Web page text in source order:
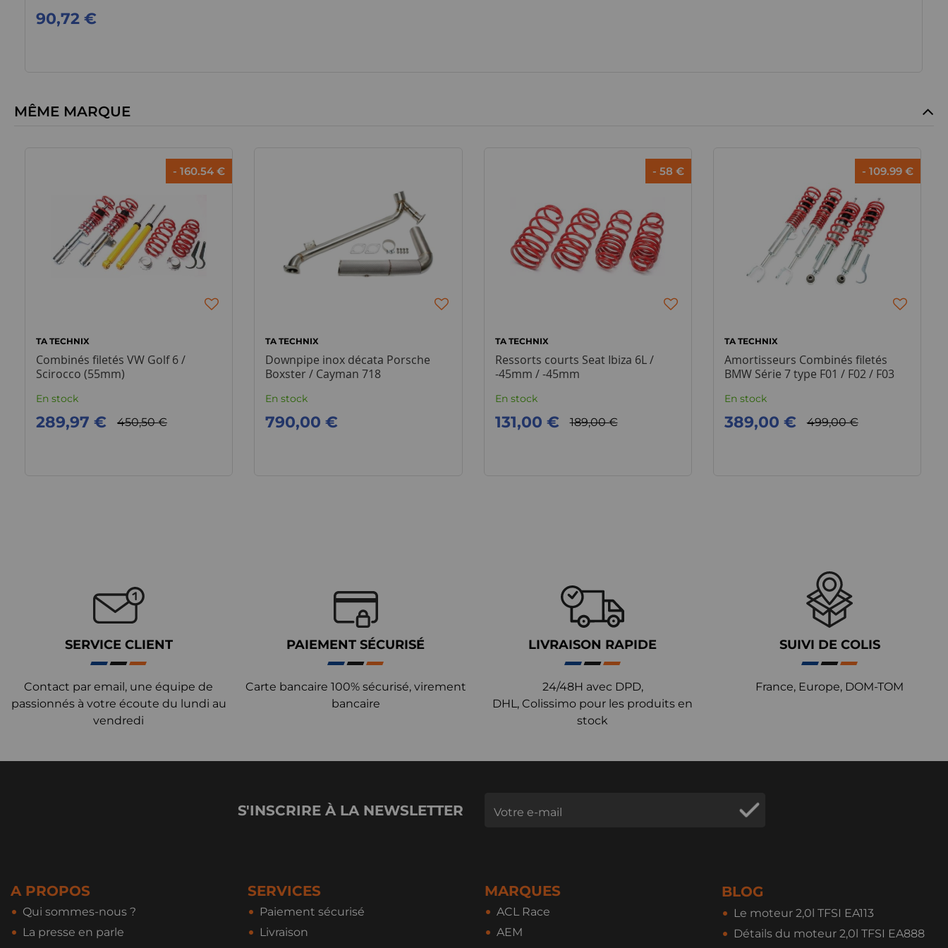
90,72 €
MÊME MARQUE
- 160.54 €
TA TECHNIX
Combinés filetés VW Golf 6 /
Scirocco (55mm)
En stock
450,50 €
289,97 €
TA TECHNIX
Downpipe inox décata Porsche
Boxster / Cayman 718
En stock
790,00 €
- 58 €
TA TECHNIX
Ressorts courts Seat Ibiza 6L /
-45mm / -45mm
En stock
189,00 €
131,00 €
- 109.99 €
TA TECHNIX
Amortisseurs Combinés filetés
BMW Série 7 type F01 / F02 / F03
En stock
499,00 €
389,00 €
SERVICE CLIENT
Contact par email, une équipe de
passionnés à votre écoute du lundi au
vendredi
PAIEMENT SÉCURISÉ
Carte bancaire 100% sécurisé, virement
bancaire
LIVRAISON RAPIDE
24/48H avec DPD,
DHL, Colissimo pour les produits en
stock
SUIVI DE COLIS
France, Europe, DOM-TOM
S'INSCRIRE À LA NEWSLETTER
A PROPOS
Qui sommes-nous ?
La presse en parle
SERVICES
Paiement sécurisé
Livraison
MARQUES
ACL Race
AEM
BLOG
Le moteur 2,0l TFSI EA113
Détails du moteur 2,0l TFSI EA888